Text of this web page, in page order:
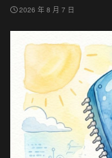
2026 年 8 月 7 日